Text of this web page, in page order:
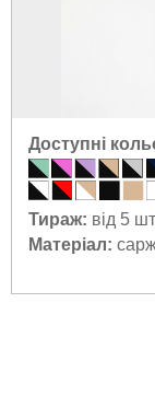
Доступні
Тираж: від 5 шт
Матеріал: